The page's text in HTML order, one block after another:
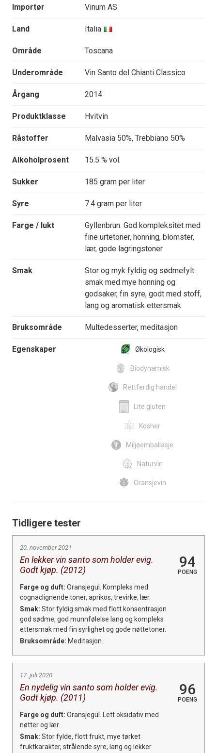
Importør Vinum AS
Land Italia
Område Toscana
Underområde Vin Santo del Chianti Classico
Årgang 2014
Produktklasse Hvitvin
Råstoffer Malvasia 50%, Trebbiano 50%
Alkoholprosent 15.5 % vol.
Sukker 185 gram per liter
Syre 7.4 gram per liter
Farge / lukt
Gyllenbrun. God kompleksitet med
fine urtetoner, honning, blomster,
lær, gode lagringstoner
Smak
Stor og myk fyldig og sødmefylt
smak med mye honning og
godsaker, fin syre, godt med stoff,
lang og aromatisk ettersmak
Bruksområde Multedesserter, meditasjon
Egenskaper Økologisk
Biodynamisk
Rettferdig handel
Lite gluten
Kosher
Miljøemballasje
Naturvin
Oransjevin
Tidligere tester
20. november 2021
En lekker vin santo som holder evig.
Godt kjøp. (2012)
94
POENG
Farge og duft: Oransjegul. Kompleks med
cognaclignende toner, aprikos, trevirke, lær.
Smak: Stor fyldig smak med flott konsentrasjon
god sødme, god munnfølelse lang og kompleks
ettersmak med fin syrlighet og gode nøttetoner.
Bruksområde: Meditasjon.
17. juli 2020
En nydelig vin santo som holder evig.
Godt kjøp. (2011)
96
POENG
Farge og duft: Oransjegul. Lett oksidativ med
nøtter og lær.
Smak: Stor fylde, flott frukt, mye tørket
fruktkarakter, strålende syre, lang og lekker